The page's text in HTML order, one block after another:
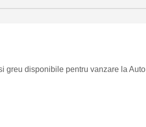
greu disponibile pentru vanzare la Auto